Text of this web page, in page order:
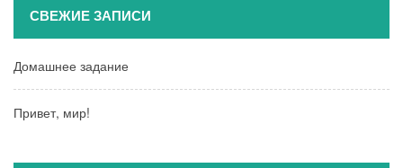
СВЕЖИЕ ЗАПИСИ
Домашнее задание
Привет, мир!